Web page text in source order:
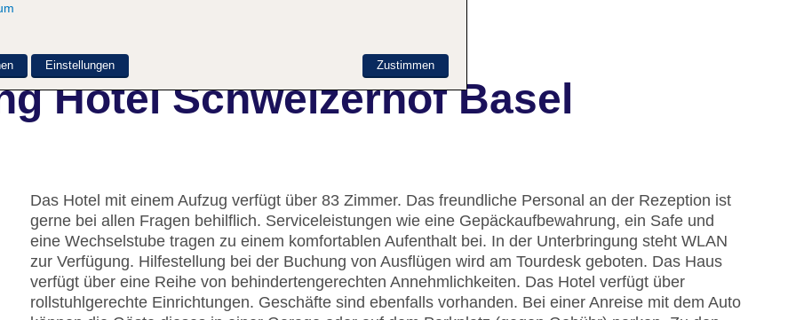
Hotel Schweizerhof Basel
Das Hotel mit einem Aufzug verfügt über 83 Zimmer. Das freundliche Personal an der Rezeption ist
gerne bei allen Fragen behilflich. Serviceleistungen wie eine Gepäckaufbewahrung, ein Safe und
eine Wechselstube tragen zu einem komfortablen Aufenthalt bei. In der Unterbringung steht WLAN
zur Verfügung. Hilfestellung bei der Buchung von Ausflügen wird am Tourdesk geboten. Das Haus
verfügt über eine Reihe von behindertengerechten Annehmlichkeiten. Das Hotel verfügt über
rollstuhlgerechte Einrichtungen. Geschäfte sind ebenfalls vorhanden. Bei einer Anreise mit dem Auto
Zustimmen
Einstellungen